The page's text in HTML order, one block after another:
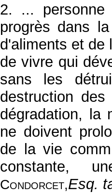
2. ...
progrès dans
d'aliments et de
de vivre qui
sans les
destruction
dégradation, la
ne doivent
de la vie
constante,
Condorcet,Esq.